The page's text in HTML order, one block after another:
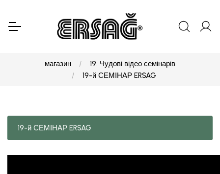
магазин
19. Чудові відео семінарів
19-й СЕМІНАР ERSAG
19-й СЕМІНАР ERSAG